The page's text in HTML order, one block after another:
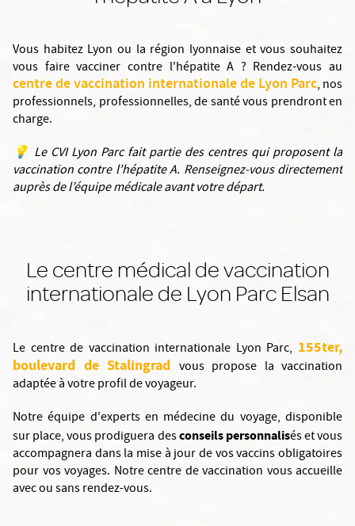
Vous habitez Lyon ou la région lyonnaise et vous souhaitez
vous faire vacciner contre l'hépatite A ? Rendez-vous au
centre de vaccination internationale de Lyon Parc, nos
professionnels, professionnelles, de santé vous prendront en
charge.
💡 Le CVI Lyon Parc fait partie des centres qui proposent la
vaccination contre l'hépatite A. Renseignez-vous directement
auprès de l’équipe médicale avant votre départ.
Le centre médical de vaccination
internationale de Lyon Parc Elsan
Le centre de vaccination internationale Lyon Parc, 155ter,
boulevard de Stalingrad vous propose la vaccination
adaptée à votre profil de voyageur.
Notre équipe d'experts en médecine du voyage, disponible
sur place, vous prodiguera desconseils personnalisés et vous
accompagnera dans la mise à jour de vos vaccins obligatoires
pour vos voyages. Notre centre de vaccination vous accueille
avec ou sans rendez-vous.